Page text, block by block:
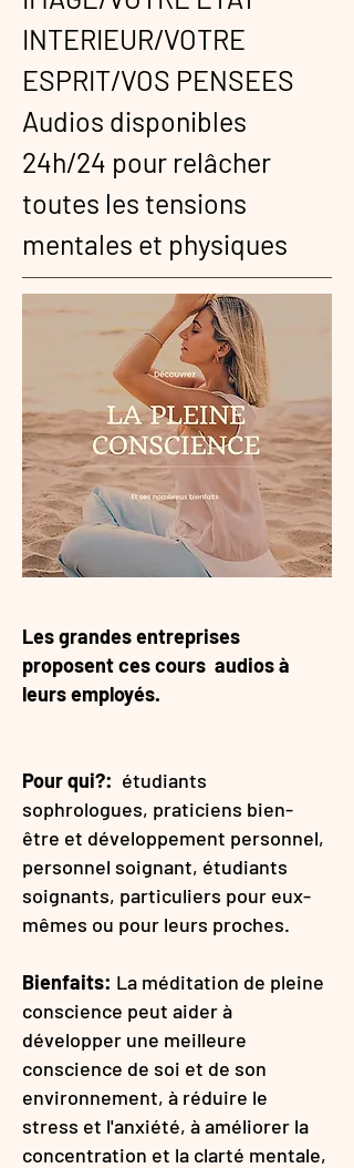
INTERIEUR/VOTRE
ESPRIT/VOS PENSEES
Audios disponibles
24h/24 pour relâcher
toutes les tensions
mentales et physiques
Les grandes entreprises
proposent ces cours audios à
leurs employés.
Pour qui?: étudiants
sophrologues, praticiens bien-
être et développement personnel,
personnel soignant, étudiants
soignants, particuliers pour eux-
mêmes ou pour leurs proches.
Bienfaits: La méditation de pleine
conscience peut aider à
développer une meilleure
conscience de soi et de son
environnement, à réduire le
stress et l'anxiété, à améliorer la
concentration et la clarté mentale,